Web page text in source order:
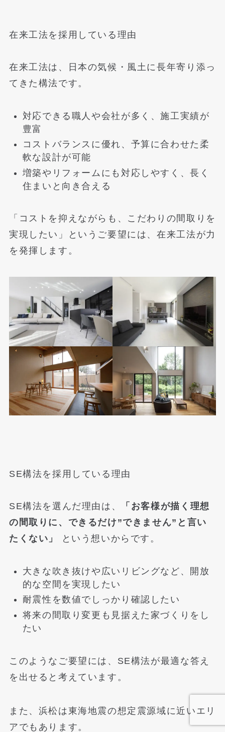
在来工法を採用している理由
在来工法は、日本の気候・風土に長年寄り添っ
てきた構法です。
対応できる職人や会社が多く、施工実績が
豊富
コストバランスに優れ、予算に合わせた柔
軟な設計が可能
増築やリフォームにも対応しやすく、長く
住まいと向き合える
「コストを抑えながらも、こだわりの間取りを
実現したい」というご要望には、在来工法が力
を発揮します。
SE構法を採用している理由
SE構法を選んだ理由は、
「お客様が描く理想
の間取りに、できるだけ”できません”と言い
たくない」
という想いからです。
大きな吹き抜けや広いリビングなど、開放
的な空間を実現したい
耐震性を数値でしっかり確認したい
将来の間取り変更も見据えた家づくりをし
たい
このようなご要望には、SE構法が最適な答え
を出せると考えています。
また、浜松は東海地震の想定震源域に近いエリ
アでもあります。